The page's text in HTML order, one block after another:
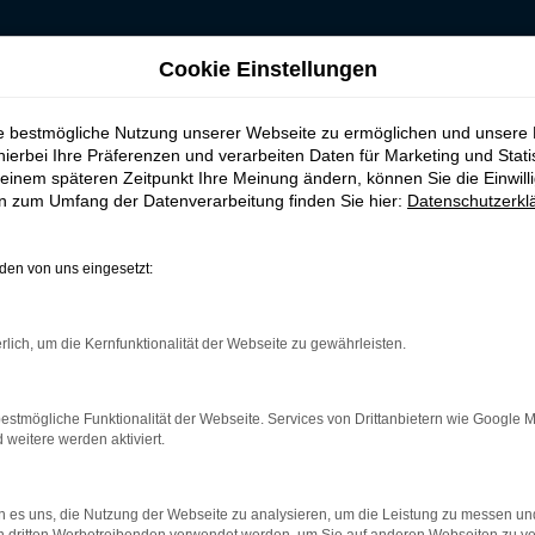
leasen,
ist ganz sicher das passende Fahrzeug für Sie. Der Vorteil
eine herausragende Ausstattung und eine enorme
EU-Import sowie als Gebraucht- oder Jahreswagen.
sind. Wir beraten Sie gerne und stehen Ihnen für all
Network Error
Cookie Einstellungen
bestmögliche Nutzung unserer Webseite zu ermöglichen und unsere
Ihre Präferenzen und verarbeiten Daten für Marketing und
späteren Zeitpunkt Ihre Meinung ändern, können Sie die
zum Umfang der Datenverarbeitung finden Sie hier:
von uns eingesetzt:
um die Kernfunktionalität der Webseite zu gewährleisten.
Funktionalität der Webseite. Services von Drittanbietern wie Google
weitere werden aktiviert.
es uns, die Nutzung der Webseite zu analysieren, um die Leistung zu messen